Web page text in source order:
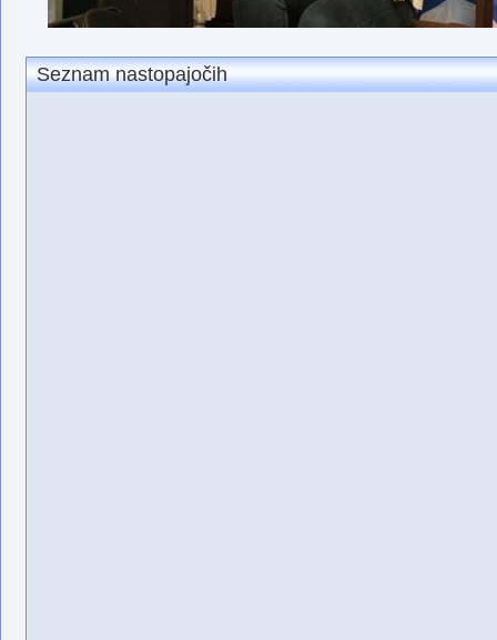
Seznam nastopajočih